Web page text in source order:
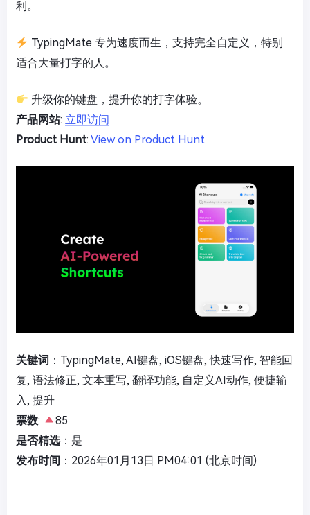
利。
TypingMate 专为速度而生，支持完全自定义，特别
适合大量打字的人。
升级你的键盘，提升你的打字体验。
产品网站: 立即访问
Product Hunt: View on Product Hunt
关键词 ：TypingMate, AI键盘, iOS键盘, 快速写作, 智能回
复, 语法修正, 文本重写, 翻译功能, 自定义AI动作, 便捷输
入, 提升
票数:
85
是否精选：是
发布时间 ：2026年01月13日 PM04:01 (北京时间)